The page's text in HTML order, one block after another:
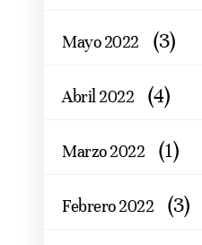
Mayo 2022 (3)
Abril 2022 (4)
Marzo 2022 (1)
Febrero 2022 (3)